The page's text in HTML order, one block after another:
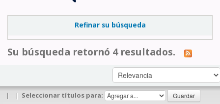
Refinar su búsqueda
Su búsqueda retornó 4 resultados.
| | Seleccionar títulos para: